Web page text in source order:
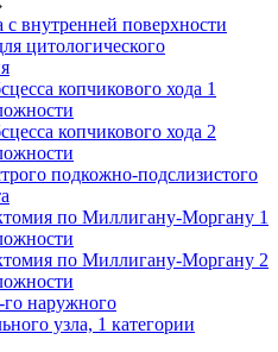
с внутренней поверхности
цитологического
копчикового хода 1
копчикового хода 2
подкожно-подслизистого
по Миллигану-Моргану 1
по Миллигану-Моргану 2
наружного
узла, 1 категории